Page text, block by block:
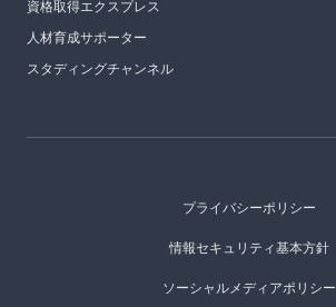
資格取得エクスプレス
人材育成サポーター
スタディングチャンネル
プライバシーポリシー
情報セキュリティ基本方針
ソーシャルメディアポリシー